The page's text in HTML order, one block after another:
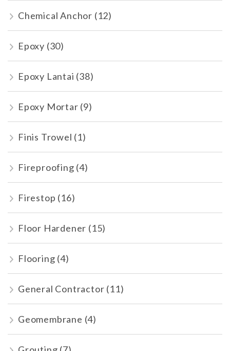
Chemical Anchor (12)
Epoxy (30)
Epoxy Lantai (38)
Epoxy Mortar (9)
Finis Trowel (1)
Fireproofing (4)
Firestop (16)
Floor Hardener (15)
Flooring (4)
General Contractor (11)
Geomembrane (4)